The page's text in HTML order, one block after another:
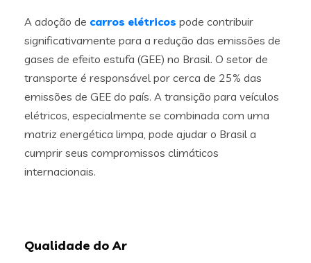
A adoção de carros elétricos pode contribuir
significativamente para a redução das emissões de
gases de efeito estufa (GEE) no Brasil. O setor de
transporte é responsável por cerca de 25% das
emissões de GEE do país. A transição para veículos
elétricos, especialmente se combinada com uma
matriz energética limpa, pode ajudar o Brasil a
cumprir seus compromissos climáticos
internacionais.
Qualidade do Ar